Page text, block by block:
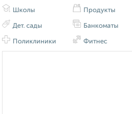
Школы
Дет. сады
Поликлиники
Продукты
Банкоматы
Фитнес